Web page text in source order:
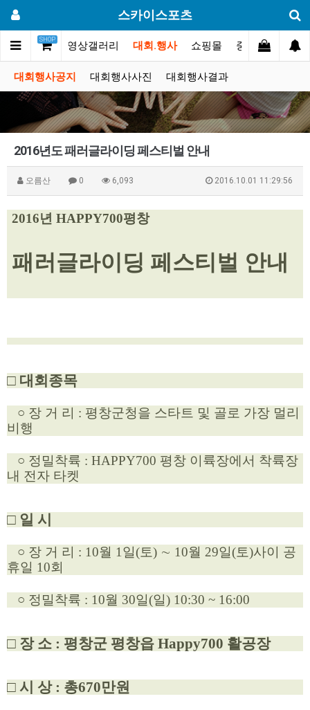
스카이스포츠
SHOP
스토리 동영상갤러리 대회.행사 쇼핑몰 중고장터 고
대회행사공지 대회행사사진 대회행사결과
2016년도 패러글라이딩 페스티벌 안내
오름산 0 6,093 2016.10.01 11:29:56
2016년 HAPPY700평창
패러글라이딩 페스티벌 안내
□ 대회종목
○ 장 거 리 : 평창군청을 스타트 및 골로 가장 멀리
비행
○ 정밀착륙 : HAPPY700 평창 이륙장에서 착륙장
내 전자 타켓
□ 일 시
○ 장 거 리 : 10월 1일(토) ∼ 10월 29일(토)사이 공
휴일 10회
○ 정밀착륙 : 10월 30일(일) 10:30 ~ 16:00
□ 장 소 : 평창군 평창읍 Happy700 활공장
□ 시 상 : 총670만원